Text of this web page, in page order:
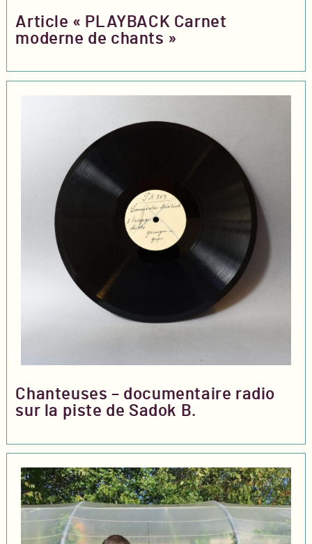
Article « PLAYBACK Carnet
moderne de chants »
Chanteuses – documentaire radio
sur la piste de Sadok B.